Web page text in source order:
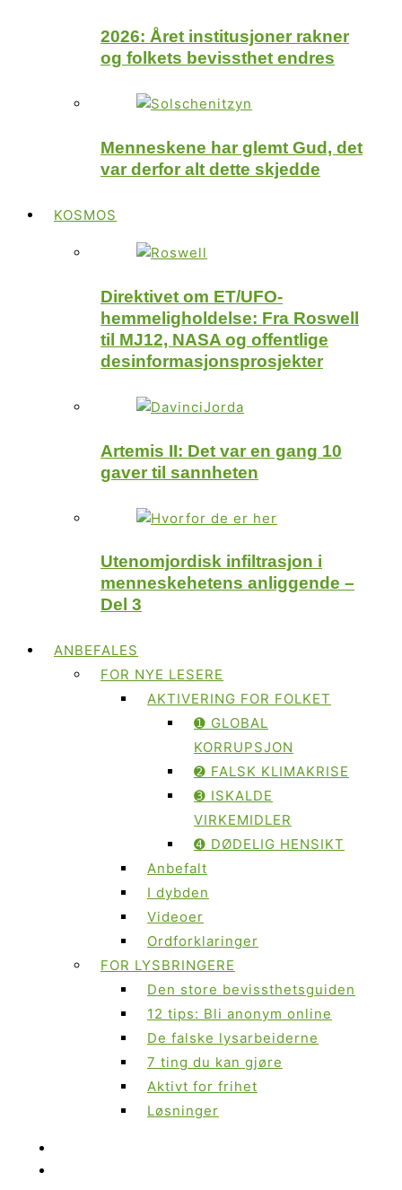
2026: Året institusjoner rakner
og folkets bevissthet endres
Menneskene har glemt Gud, det
var derfor alt dette skjedde
KOSMOS
Direktivet om ET/UFO-
hemmeligholdelse: Fra Roswell
til MJ12, NASA og offentlige
desinformasjonsprosjekter
Artemis II: Det var en gang 10
gaver til sannheten
Utenomjordisk infiltrasjon i
menneskehetens anliggende –
Del 3
ANBEFALES
FOR NYE LESERE
AKTIVERING FOR FOLKET
➊ GLOBAL
KORRUPSJON
➋ FALSK KLIMAKRISE
➌ ISKALDE
VIRKEMIDLER
➍ DØDELIG HENSIKT
Anbefalt
I dybden
Videoer
Ordforklaringer
FOR LYSBRINGERE
Den store bevissthetsguiden
12 tips: Bli anonym online
De falske lysarbeiderne
7 ting du kan gjøre
Aktivt for frihet
Løsninger